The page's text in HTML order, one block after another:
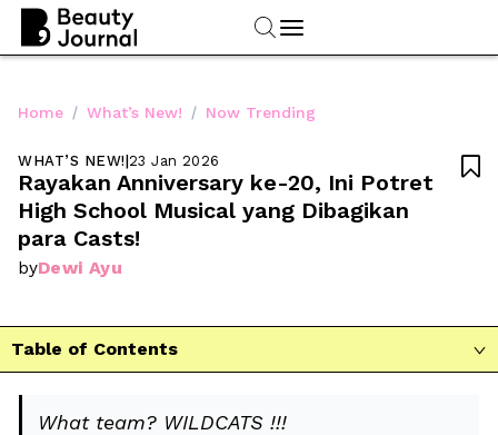
Home / What’s New! / Now Trending
WHAT’S NEW!|23 Jan 2026
Rayakan Anniversary ke-20, Ini Potret
High School Musical yang Dibagikan
para Casts!
byDewi Ayu

Table of Contents 
What team? WILDCATS !!!